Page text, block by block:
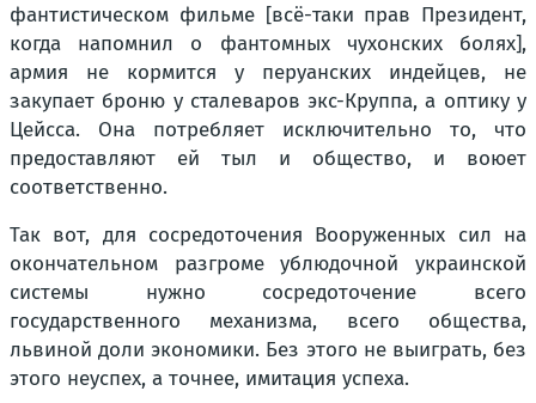
фантистическом фильме [всё-таки прав Президент,
когда напомнил о фантомных чухонских болях],
армия не кормится у перуанских индейцев, не
закупает броню у сталеваров экс-Круппа, а оптику у
Цейсса. Она потребляет исключительно то, что
предоставляют ей тыл и общество, и воюет
соответственно.
Так вот, для сосредоточения Вооруженных сил на
окончательном разгроме ублюдочной украинской
системы нужно сосредоточение всего
государственного механизма, всего общества,
львиной доли экономики. Без этого не выиграть, без
этого неуспех, а точнее, имитация успеха.